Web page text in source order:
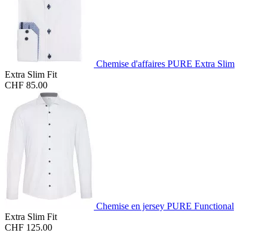
Chemise d'affaires PURE Extra Slim
Extra Slim Fit
CHF 85.00
Chemise en jersey PURE Functional
Extra Slim Fit
CHF 125.00